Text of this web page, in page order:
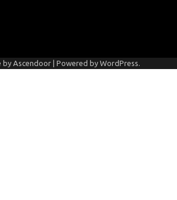
by Ascendoor | Powered by WordPress